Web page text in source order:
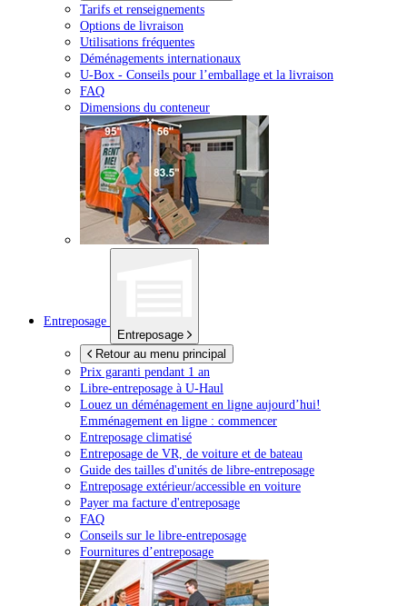
Tarifs et renseignements
Options de livraison
Utilisations fréquentes
Déménagements internationaux
U-Box - Conseils pour l’emballage et la livraison
FAQ
Dimensions du conteneur
Entreposage
Entreposage
Retour au menu principal
Prix garanti pendant 1 an
Libre-entreposage à U-Haul
Louez un déménagement en ligne aujourd’hui!
Emménagement en ligne : commencer
Entreposage climatisé
Entreposage de VR, de voiture et de bateau
Guide des tailles d'unités de libre-entreposage
Entreposage extérieur/accessible en voiture
Payer ma facture d'entreposage
FAQ
Conseils sur le libre-entreposage
Fournitures d’entreposage